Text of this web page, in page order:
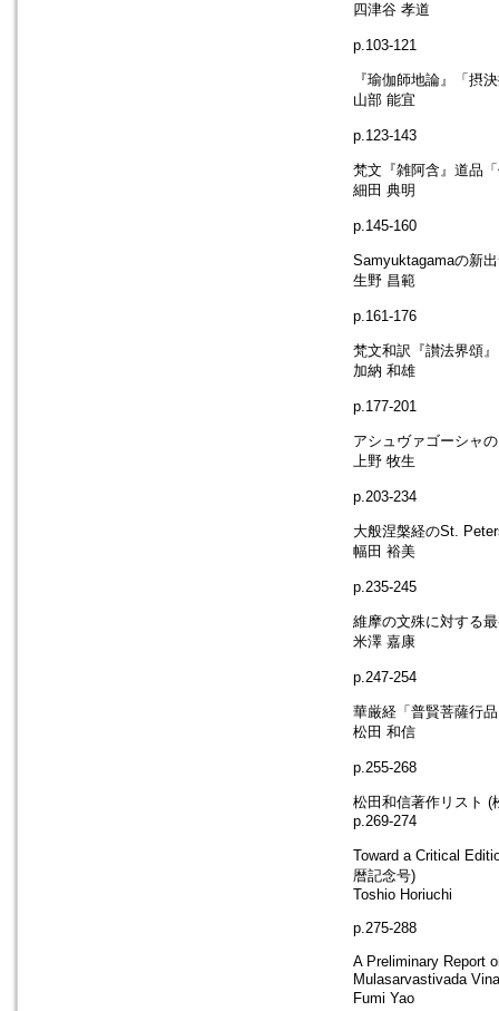
四津谷 孝道
p.103-121
『瑜伽師地論』「摂
山部 能宜
p.123-143
梵文『雑阿含』道品
細田 典明
p.145-160
Samyuktagamaの新
生野 昌範
p.161-176
梵文和訳『讃法界頌
加納 和雄
p.177-201
アシュヴァゴーシャ
上野 牧生
p.203-234
大般涅槃経のSt.
幅田 裕美
p.235-245
維摩の文殊に対する
米澤 嘉康
p.247-254
華厳経「普賢菩薩行
松田 和信
p.255-268
松田和信著作リスト (
p.269-274
Toward a Critical
暦記念号)
Toshio Horiuchi
p.275-288
A Preliminary Report
Mulasarvastivada
Fumi Yao